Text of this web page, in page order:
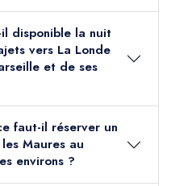
disponible la nuit
vers La Londe
et de ses
faut-il réserver un
Maures au
environs ?